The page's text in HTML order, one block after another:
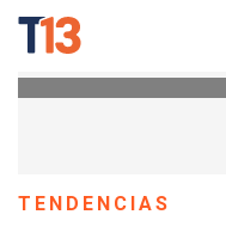
TENDENCIAS